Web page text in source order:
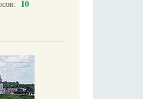
10